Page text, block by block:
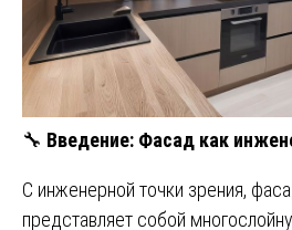
🔧 Введение: Фасад как
С инженерной точки зрения,
представляет собой